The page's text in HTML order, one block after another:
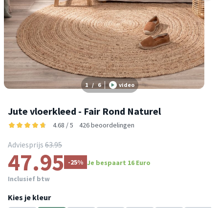
1 / 6 video
Jute vloerkleed - Fair Rond Naturel
4.68 / 5 426 beoordelingen
Adviesprijs 63.95
47.95 -25% Je bespaart 16 Euro
Inclusief btw
Kies je kleur